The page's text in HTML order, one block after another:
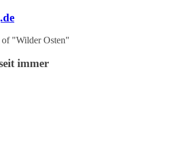
"Wilder Osten"
immer